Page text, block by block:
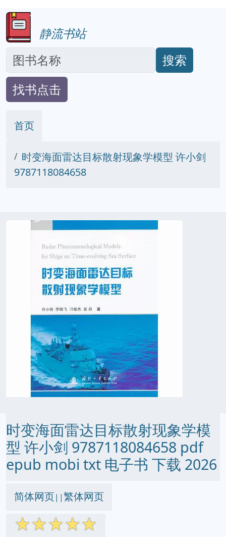
静流书站
搜索
找书点击
首页
时变海面雷达目标散射现象学模型 许小剑
9787118084658
时变海面雷达目标散射现象学模
型 许小剑 9787118084658 pdf
epub mobi txt 电子书 下载 2026
简体网页||繁体网页
☆☆☆☆☆